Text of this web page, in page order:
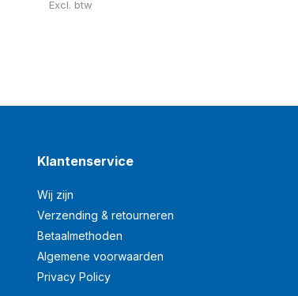
Excl. btw
Klantenservice
Wij zijn
Verzending & retourneren
Betaalmethoden
Algemene voorwaarden
Privacy Policy